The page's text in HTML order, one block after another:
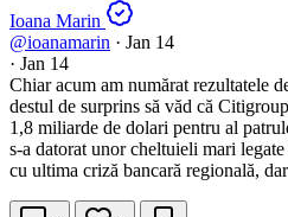
Ioana Marin
@ioanamarin · Jan 14
· Jan 14
Chiar acum am numărat rezultatele
destul de surprins să văd că Citigroup
1,8 miliarde de dolari pentru al
s-a datorat unor cheltuieli mari
cu ultima criză bancară regională,